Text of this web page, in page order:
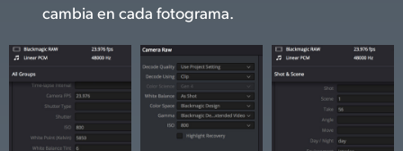
cambia en cada fotograma.